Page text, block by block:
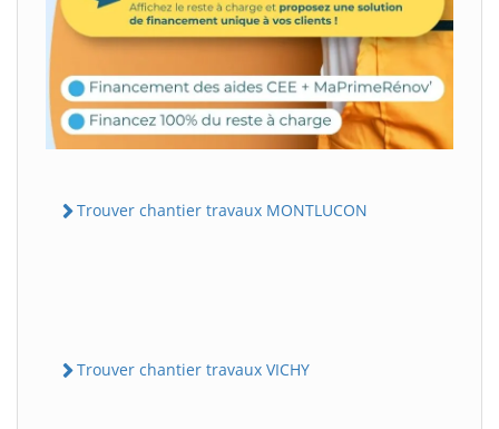
Trouver chantier travaux MONTLUCON
Trouver chantier travaux VICHY